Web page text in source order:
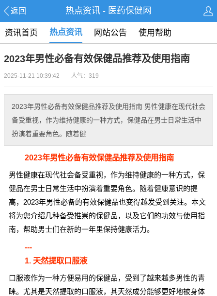
返回 热点资讯 - 医药保健网
资讯首页 热点资讯 网站公告 使用帮助
2023年男性必备有效保健品推荐及使用指南
2025-11-21 10:39:42 人气：319
2023年男性必备有效保健品推荐及使用指南 男性健康在现代社会
备受重视，作为维持健康的一种方式，保健品在男士日常生活中
扮演着重要角色。随着健
2023年男性必备有效保健品推荐及使用指南
男性健康在现代社会备受重视，作为维持健康的一种方式，保
健品在男士日常生活中扮演着重要角色。随着健康意识的提
高，2023年男性必备的有效保健品也变得越发受到关注。本文
将为您介绍几种备受推崇的保健品，以及它们的功效与使用指
南，帮助男士们在新的一年里保持健康活力。
---
1. 天然提取口服液
口服液作为一种方便易用的保健品，受到了越来越多男性的青
睐。尤其是天然提取的口服液，其天然成分能够更好地被身体